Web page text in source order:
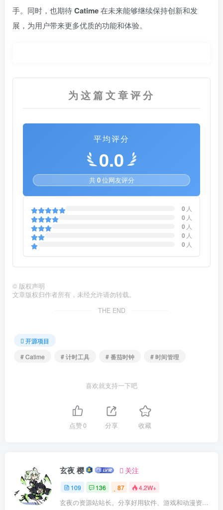
手。同时，也期待Catime在未来能够继续保持创新和发
展，为用户带来更多优质的功能和体验。
为这篇文章评分
平均评分
0.0
共0位网友评分
0 人
0 人
0 人
0 人
0 人
© 版权声明
文章版权归作者所有，未经允许请勿转载。
THE END
开源项目
# Catime
# 计时工具 # 番茄时钟 # 时间管理
喜欢就支持一下吧
点赞0 分享 收藏
玄夜 樱 关注
109 136 87 4.2W+
玄夜の资源站站长。分享好用软件、游戏和动漫资源，覆盖Windows/Mac/安卓多平台。专注优质ACG内容，让每一个资源都能被有需要的人找到。